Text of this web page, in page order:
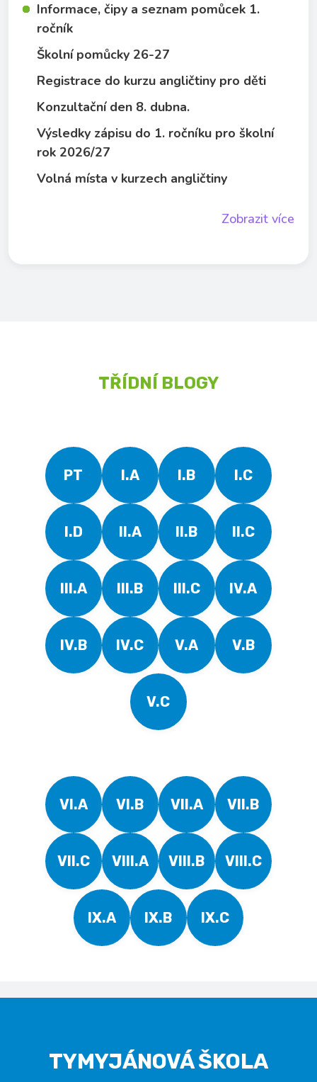
Informace, čipy a seznam pomůcek 1.
ročník
Školní pomůcky 26-27
Registrace do kurzu angličtiny pro děti
Konzultační den 8. dubna.
Výsledky zápisu do 1. ročníku pro školní
rok 2026/27
Volná místa v kurzech angličtiny
Zobrazit více
TŘÍDNÍ BLOGY
PT I.A I.B I.C
I.D II.A II.B II.C
III.A III.B III.C IV.A
IV.B IV.C V.A V.B
V.C
VI.A VI.B VII.A VII.B
VII.C VIII.A VIII.B VIII.C
IX.A IX.B IX.C
TYMYJÁNOVÁ ŠKOLA